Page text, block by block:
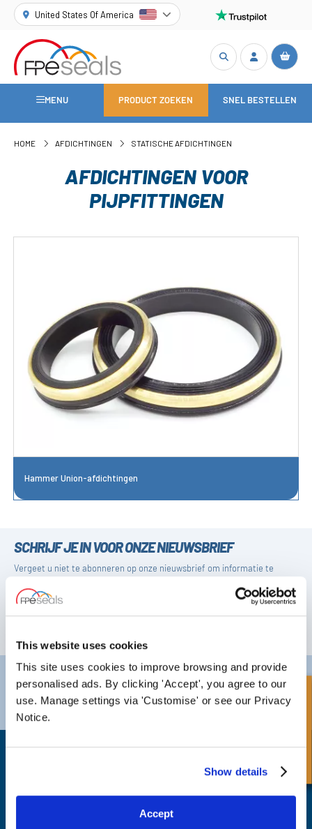
This website uses cookies
This site uses cookies to improve browsing and provide
personalised ads. By clicking 'Accept', you agree to our
use. Manage settings via 'Customise' or see our Privacy
Notice.
Show details
Accept
United States Of America
MENU PRODUCT ZOEKEN SNEL BESTELLEN
HOME AFDICHTINGEN STATISCHE AFDICHTINGEN
AFDICHTINGEN VOOR
PIJPFITTINGEN
Hammer Union-afdichtingen
SCHRIJF JE IN VOOR ONZE NIEUWSBRIEF
Vergeet u niet te abonneren op onze nieuwsbrief om informatie te
producten.
Darlington
+44 (0) 1325 282732
Email:sales@fpeseals.com
Doncaster
Telefoon:
+44 (0) 1302727252
Email:
Snel onderzoek